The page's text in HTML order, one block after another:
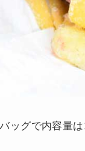
ッグで内容量